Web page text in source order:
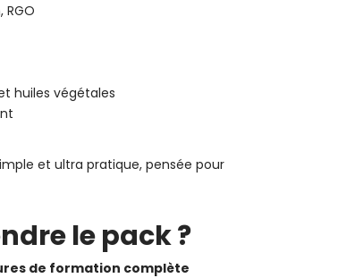
huiles végétales
et ultra pratique, pensée pour
le pack ?
de formation complète